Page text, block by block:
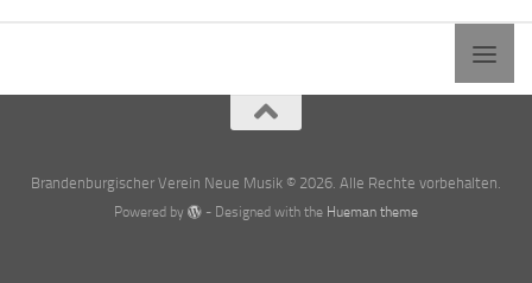
Brandenburgischer Verein Neue Musik © 2026. Alle Rechte vorbehalten.
Powered by - Designed with the Hueman theme